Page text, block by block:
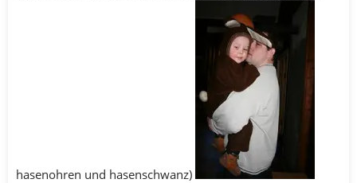
hasenohren und hasenschwanz)